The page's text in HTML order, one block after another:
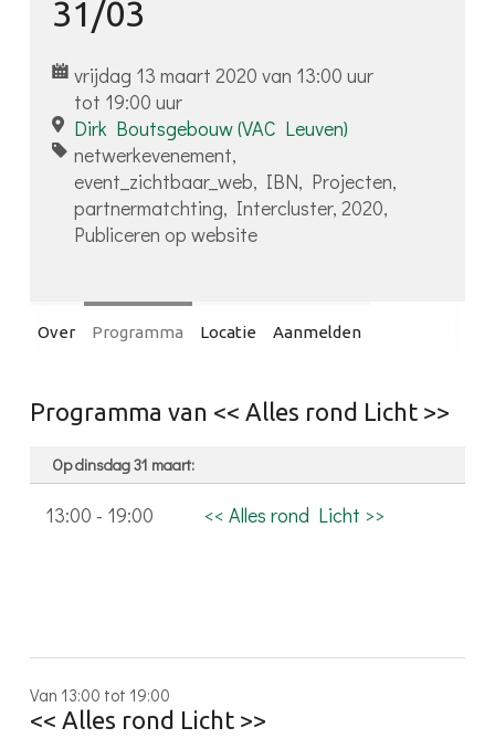
31/03
vrijdag 13 maart 2020 van 13:00 uur
tot 19:00 uur
Dirk Boutsgebouw (VAC Leuven)
netwerkevenement,
event_zichtbaar_web, IBN, Projecten,
partnermatchting, Intercluster, 2020,
Publiceren op website
Over Programma Locatie Aanmelden
Programma van << Alles rond Licht >>
Op dinsdag 31 maart:
13:00 - 19:00 << Alles rond Licht >>
Van 13:00 tot 19:00
<< Alles rond Licht >>